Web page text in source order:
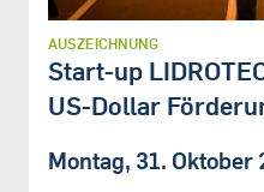
AUSZEICHNUNG
Start-up
US-Dollar
Montag, 31. Oktober